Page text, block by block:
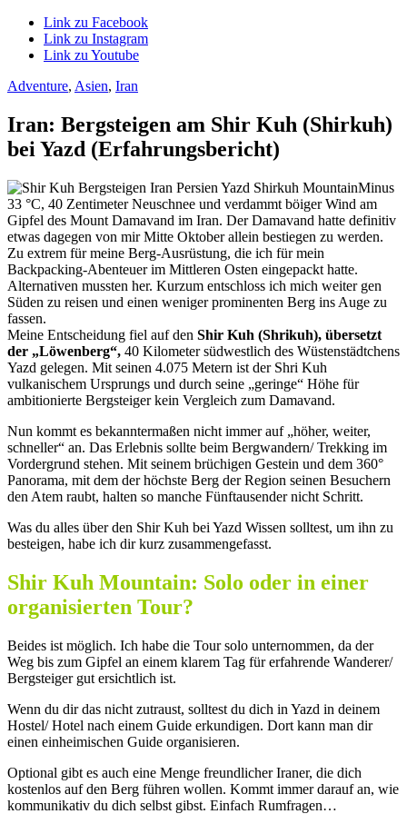
Link zu Facebook
Link zu Instagram
Link zu Youtube
Adventure, Asien, Iran
Iran: Bergsteigen am Shir Kuh (Shirkuh)
bei Yazd (Erfahrungsbericht)
Minus
33 °C, 40 Zentimeter Neuschnee und verdammt böiger Wind am
Gipfel des Mount Damavand im Iran. Der Damavand hatte definitiv
etwas dagegen von mir Mitte Oktober allein bestiegen zu werden.
Zu extrem für meine Berg-Ausrüstung, die ich für mein
Backpacking-Abenteuer im Mittleren Osten eingepackt hatte.
Alternativen mussten her. Kurzum entschloss ich mich weiter gen
Süden zu reisen und einen weniger prominenten Berg ins Auge zu
fassen.
Meine Entscheidung fiel auf den Shir Kuh (Shrikuh), übersetzt
der „Löwenberg“, 40 Kilometer südwestlich des Wüstenstädtchens
Yazd gelegen. Mit seinen 4.075 Metern ist der Shri Kuh
vulkanischem Ursprungs und durch seine „geringe“ Höhe für
ambitionierte Bergsteiger kein Vergleich zum Damavand.
Nun kommt es bekanntermaßen nicht immer auf „höher, weiter,
schneller“ an. Das Erlebnis sollte beim Bergwandern/ Trekking im
Vordergrund stehen. Mit seinem brüchigen Gestein und dem 360°
Panorama, mit dem der höchste Berg der Region seinen Besuchern
den Atem raubt, halten so manche Fünftausender nicht Schritt.
Was du alles über den Shir Kuh bei Yazd Wissen solltest, um ihn zu
besteigen, habe ich dir kurz zusammengefasst.
Shir Kuh Mountain: Solo oder in einer
organisierten Tour?
Beides ist möglich. Ich habe die Tour solo unternommen, da der
Weg bis zum Gipfel an einem klarem Tag für erfahrende Wanderer/
Bergsteiger gut ersichtlich ist.
Wenn du dir das nicht zutraust, solltest du dich in Yazd in deinem
Hostel/ Hotel nach einem Guide erkundigen. Dort kann man dir
einen einheimischen Guide organisieren.
Optional gibt es auch eine Menge freundlicher Iraner, die dich
kostenlos auf den Berg führen wollen. Kommt immer darauf an, wie
kommunikativ du dich selbst gibst. Einfach Rumfragen…